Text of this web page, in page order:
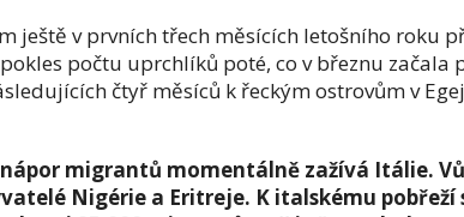
ještě v prvních třech měsících letošního roku
počtu uprchlíků poté, co v březnu začala
čtyř měsíců k řeckým ostrovům v
migrantů momentálně zažívá Itálie.
Nigérie a Eritreje. K italskému pobřeží